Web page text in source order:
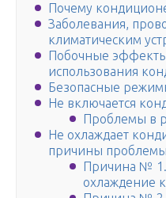
Почему
Заболевания,
климатическим
Побочные эффекты
использования
Безопасные
Не включается
Проблемы в
Не охлаждает
причины
Причина № 1.
охлаждение